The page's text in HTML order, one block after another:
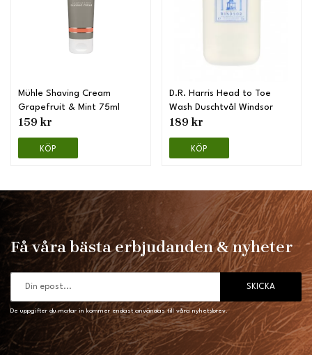
Mühle Shaving Cream
Grapefruit & Mint 75ml
159 kr
KÖP
D.R. Harris Head to Toe
Wash Duschtvål Windsor
189 kr
KÖP
Få våra bästa erbjudanden & nyheter
SKICKA
De uppgifter du matar in kommer endast användas till våra nyhetsbrev.